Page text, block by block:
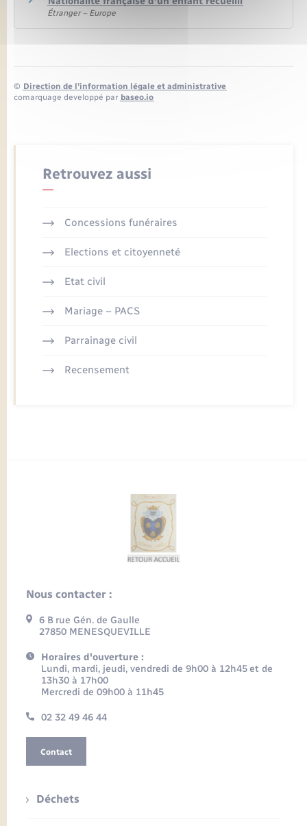
Étranger – Europe
© Direction de l’information légale et administrative
comarquage developpé par baseo.io
Retrouvez aussi
Concessions funéraires
Elections et citoyenneté
Etat civil
Mariage – PACS
Parrainage civil
Recensement
Nous contacter :
6 B rue Gén. de Gaulle
27850 MENESQUEVILLE
Horaires d'ouverture :
Lundi, mardi, jeudi, vendredi de 9h00 à 12h45 et de
13h30 à 17h00
Mercredi de 09h00 à 11h45
02 32 49 46 44
Contact
Déchets